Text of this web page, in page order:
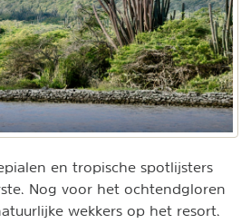
en tropische spotlijsters
Nog voor het ochtendgloren
wekkers op het resort.